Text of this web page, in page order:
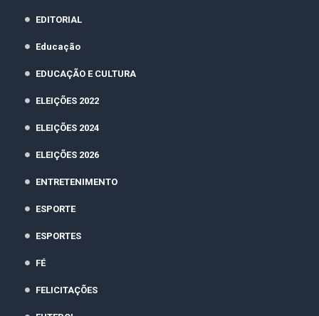
EDITORIAL
Educação
EDUCAÇÃO E CULTURA
ELEIÇÕES 2022
ELEIÇÕES 2024
ELEIÇÕES 2026
ENTRETENIMENTO
ESPORTE
ESPORTES
FÉ
FELICITAÇÕES